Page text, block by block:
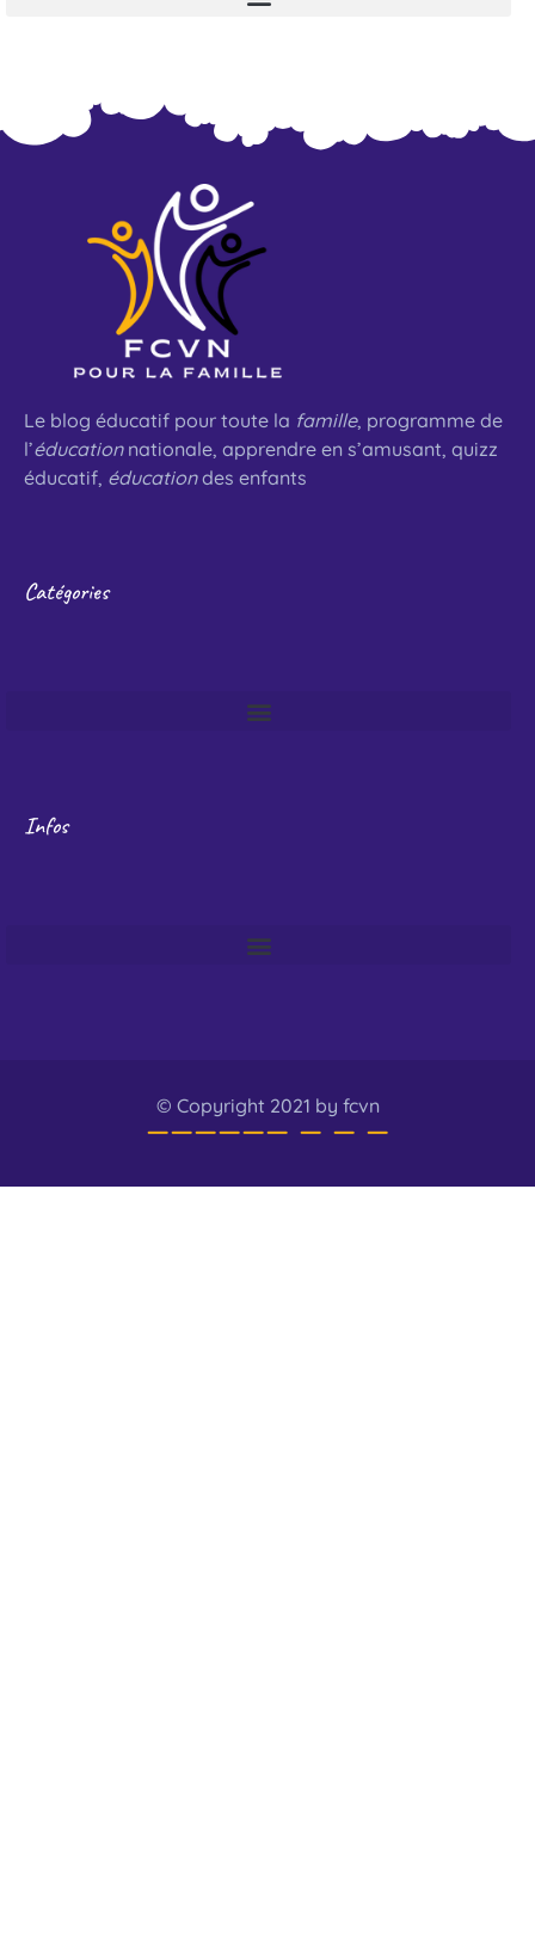
Le blog éducatif pour toute la famille, programme de
l’éducationnationale, apprendre en s’amusant, quizz
éducatif, éducationdes enfants
Catégories
Infos
© Copyright 2021 by fcvn